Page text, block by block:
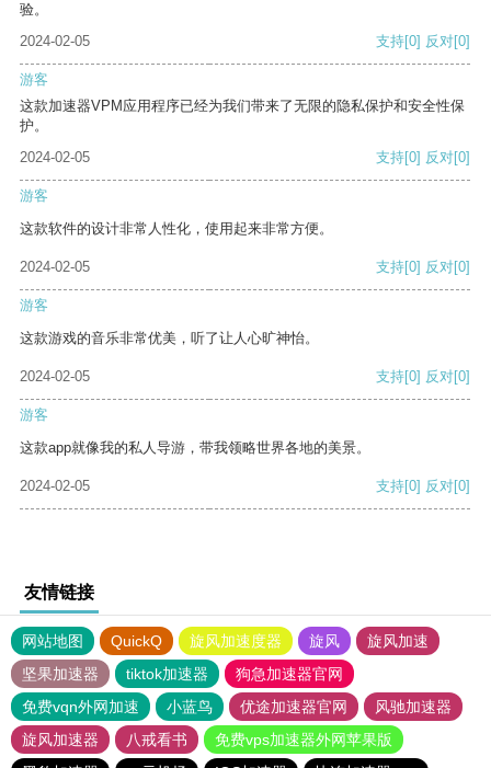
验。
2024-02-05
支持[0] 反对[0]
游客
这款加速器VPM应用程序已经为我们带来了无限的隐私保护和安全性保
护。
2024-02-05
支持[0] 反对[0]
游客
这款软件的设计非常人性化，使用起来非常方便。
2024-02-05 支持[0] 反对[0]
游客
这款游戏的音乐非常优美，听了让人心旷神怡。
2024-02-05 支持[0] 反对[0]
游客
这款app就像我的私人导游，带我领略世界各地的美景。
2024-02-05 支持[0] 反对[0]
友情链接
网站地图 QuickQ 旋风加速度器 旋风
旋风加速
坚果加速器
tiktok加速器
狗急加速器官网
免费vqn外网加速
小蓝鸟 优途加速器官网
风驰加速器
旋风加速器
八戒看书
免费vps加速器外网苹果版